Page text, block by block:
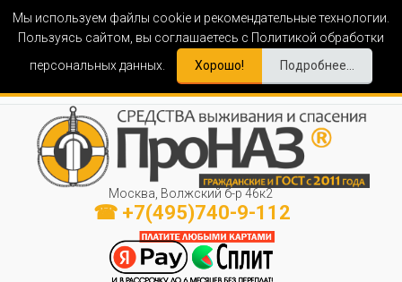
Мы используем файлы cookie и рекомендательные технологии.
Пользуясь сайтом, вы соглашаетесь с Политикой обработки
персональных данных.
Хорошо! Подробнее...
Москва, Волжский б-р 46к2
☎ +7(495)740-9-112